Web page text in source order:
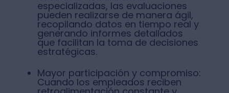
especializadas, las evaluaciones
pueden realizarse de manera ágil,
recopilando datos en tiempo real y
generando informes detallados
que facilitan la toma de decisiones
estratégicas.
Mayor participación y compromiso:
Cuando los empleados reciben